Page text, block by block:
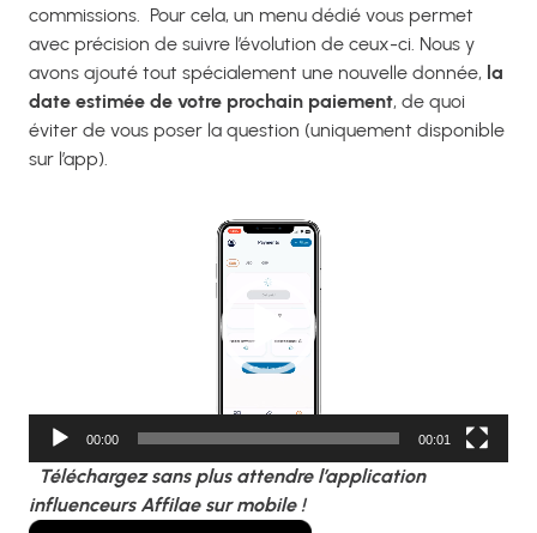
commissions.
Pour cela, un menu dédié vous permet
avec précision de suivre l’évolution de ceux-ci. Nous y
avons ajouté tout spécialement une nouvelle donnée, la
date estimée de votre prochain paiement, de quoi
éviter de vous poser la question (uniquement disponible
sur l’app).
00:00 00:01
Téléchargez sans plus attendre l’application
influenceurs Affilae sur mobile !